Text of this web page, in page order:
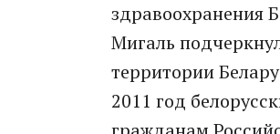
здравоохранения
Мигаль
территории
2011 год